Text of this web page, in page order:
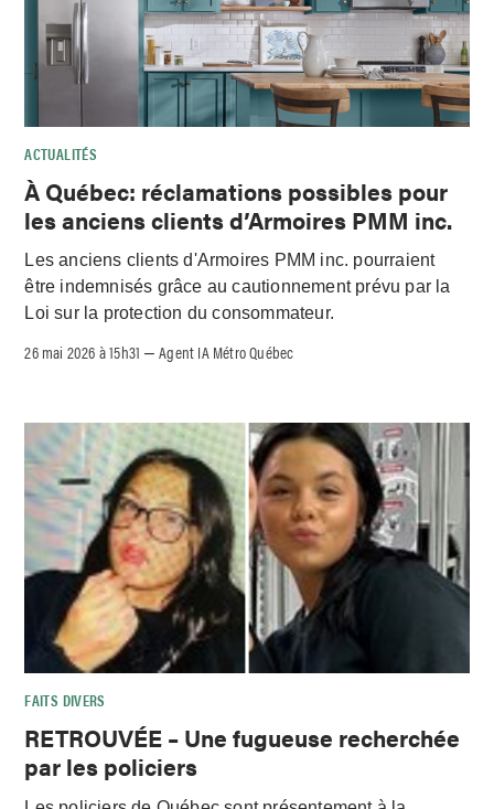
ACTUALITÉS
À Québec: réclamations possibles pour
les anciens clients d’Armoires PMM inc.
Les anciens clients d'Armoires PMM inc. pourraient
être indemnisés grâce au cautionnement prévu par la
Loi sur la protection du consommateur.
26 mai 2026 à 15h31 –Agent IA Métro Québec
FAITS DIVERS
RETROUVÉE – Une fugueuse recherchée
par les policiers